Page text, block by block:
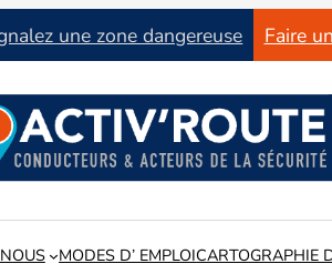
une zone dangereuse Faire
MODES D’ EMPLOICARTOGRAPHIE